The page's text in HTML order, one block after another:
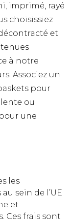
imprimé, rayé
choisissiez
et
à notre
Associez un
pour
ou
une
les
sein de l’UE
et
Ces frais sont